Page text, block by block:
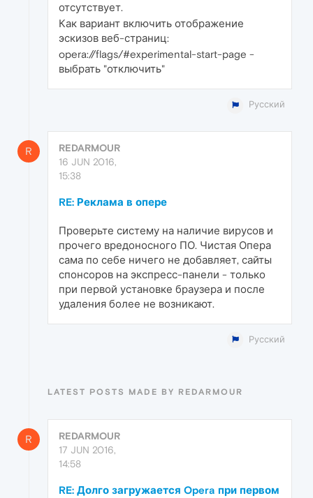
отсутствует.
Как вариант включить отображение
эскизов веб-страниц:
opera://flags/#experimental-start-page -
выбрать "отключить"
Русский
R
REDARMOUR
16 JUN 2016,
15:38
RE: Реклама в опере
Проверьте систему на наличие вирусов и
прочего вредоносного ПО. Чистая Опера
сама по себе ничего не добавляет, сайты
спонсоров на экспресс-панели - только
при первой установке браузера и после
удаления более не возникают.
Русский
LATEST POSTS MADE BY REDARMOUR
R
REDARMOUR
17 JUN 2016,
14:58
RE: Долго загружается Opera при первом